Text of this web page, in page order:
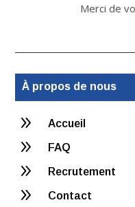
Merci de
À propos de nous
9 Accueil
9 FAQ
9 Recrutement
9 Contact